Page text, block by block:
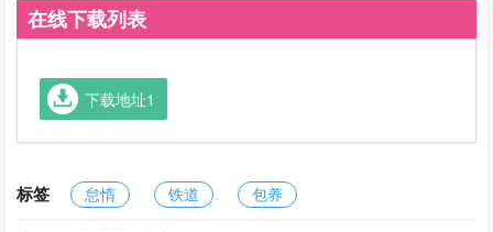
在线下载列表
下载地址1
标签 怠惰 铁道 包养